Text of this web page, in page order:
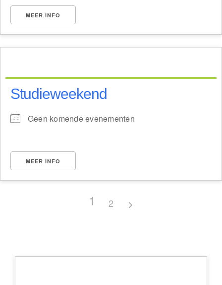
MEER INFO
Studieweekend
Geen komende evenementen
MEER INFO
1 2